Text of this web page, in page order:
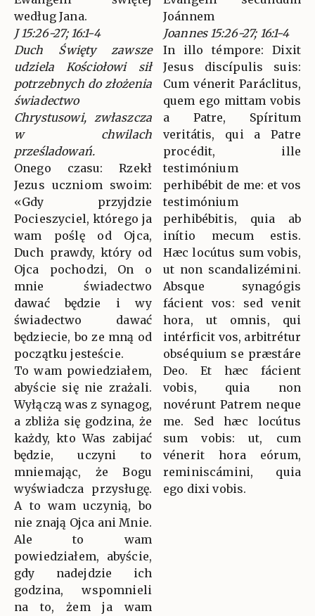
według Jana.
J 15:26-27; 16:1-4
Duch Święty zawsze
udziela Kościołowi sił
potrzebnych do złożenia
świadectwo
Chrystusowi, zwłaszcza
w chwilach
prześladowań.
Onego czasu: Rzekł
Jezus uczniom swoim:
«Gdy przyjdzie
Pocieszyciel, którego ja
wam poślę od Ojca,
Duch prawdy, który od
Ojca pochodzi, On o
mnie świadectwo
dawać będzie i wy
świadectwo dawać
będziecie, bo ze mną od
początku jesteście.
To wam powiedziałem,
abyście się nie zrażali.
Wyłączą was z synagog,
a zbliża się godzina, że
każdy, kto Was zabijać
będzie, uczyni to
mniemając, że Bogu
wyświadcza przysługę.
A to wam uczynią, bo
nie znają Ojca ani Mnie.
Ale to wam
powiedziałem, abyście,
gdy nadejdzie ich
godzina, wspomnieli
na to, żem ja wam
Joánnem
Joannes 15:26-27; 16:1-4
In illo témpore: Dixit
Jesus discípulis suis:
Cum vénerit Paráclitus,
quem ego mittam vobis
a Patre, Spíritum
veritátis, qui a Patre
procédit, ille
testimónium
perhibébit de me: et vos
testimónium
perhibébitis, quia ab
inítio mecum estis.
Hæc locútus sum vobis,
ut non scandalizémini.
Absque synagógis
fácient vos: sed venit
hora, ut omnis, qui
intérficit vos, arbitrétur
obséquium se præstáre
Deo. Et hæc fácient
vobis, quia non
novérunt Patrem neque
me. Sed hæc locútus
sum vobis: ut, cum
vénerit hora eórum,
reminiscámini, quia
ego dixi vobis.